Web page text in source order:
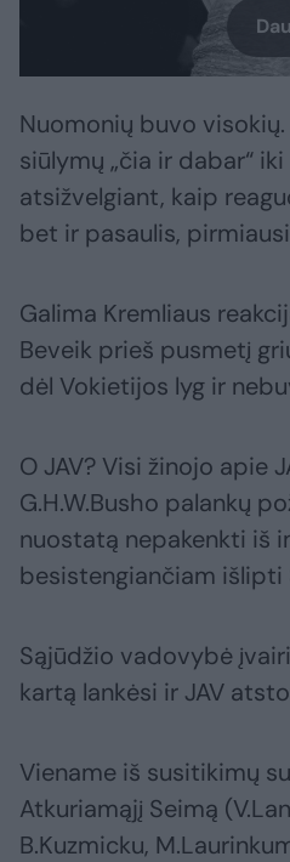
Nuomonių buvo
siūlymų „čia ir dabar“
atsižvelgiant, kaip
bet ir pasaulis,
Galima Kremliaus
Beveik prieš pusmetį
dėl Vokietijos lyg ir
O JAV? Visi žinojo apie
G.H.W.Busho palankų
nuostatą nepakenkti iš
besistengiančiam išlipti
Sąjūdžio vadovybė
kartą lankėsi ir JAV
Viename iš susitikimų
Atkuriamąjį Seimą
B.Kuzmicku,